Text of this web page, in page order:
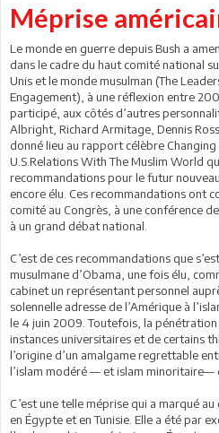
Méprise
Le monde en guerre depuis Bush a
dans le cadre du haut comité national
Unis et le monde musulman (The
Engagement), à une réflexion entre
participé, aux côtés d’autres
Albright, Richard Armitage, Dennis
donné lieu au rapport célèbre
U.S.Relations With The Muslim World
recommandations pour le futur
encore élu. Ces recommandations ont
comité au Congrès, à une conférence
à un grand débat national.
C’est de ces recommandations que
musulmane d’Obama, une fois élu,
cabinet un représentant personnel
solennelle adresse de l’Amérique à
le 4 juin 2009. Toutefois, la pénétration
instances universitaires et de certains
l’origine d’un amalgame regrettable
l’islam modéré — et islam minoritaire—
C’est une telle méprise qui a marqué
en Égypte et en Tunisie. Elle a été par